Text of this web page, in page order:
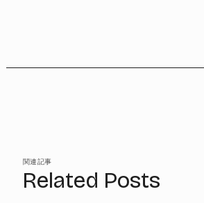
関連記事
Related Posts